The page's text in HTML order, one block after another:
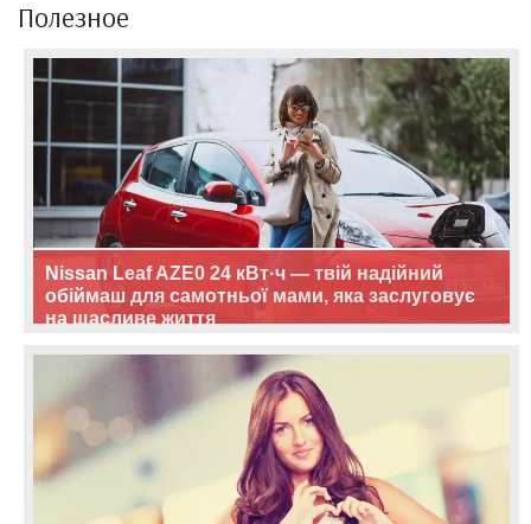
Полезное
Nissan Leaf AZE0 24 кВт·ч — твій надійний
обіймаш для самотньої мами, яка заслуговує
на щасливе життя